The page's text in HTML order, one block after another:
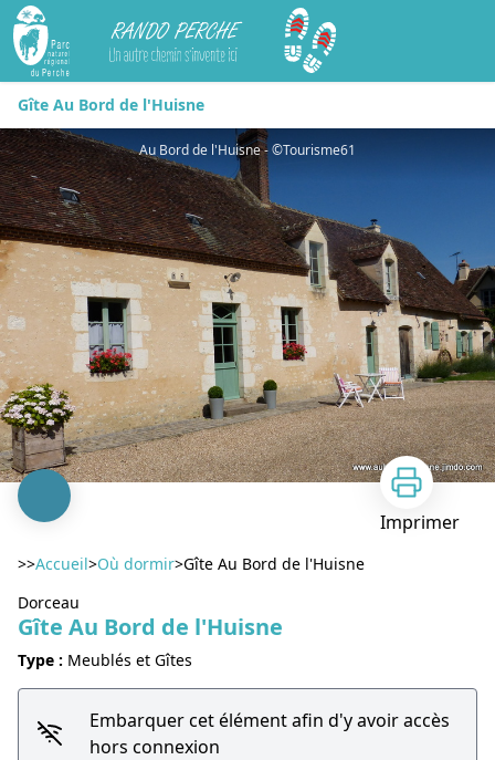
Rando Perche
Gîte Au Bord de l'Huisne
Au Bord de l'Huisne - ©Tourisme61
Imprimer
>>Accueil>Où dormir>Gîte Au Bord de l'Huisne
Dorceau
Gîte Au Bord de l'Huisne
Type : Meublés et Gîtes
Embarquer cet élément afin d'y avoir accès
hors connexion